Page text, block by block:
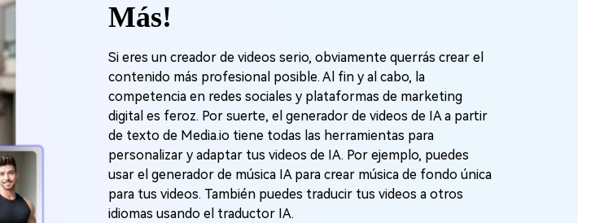
Más!
Si eres un creador de videos serio, obviamente querrás crear el
contenido más profesional posible. Al fin y al cabo, la
competencia en redes sociales y plataformas de marketing
digital es feroz. Por suerte, el generador de videos de IA a partir
de texto de Media.io tiene todas las herramientas para
personalizar y adaptar tus videos de IA. Por ejemplo, puedes
usar el generador de música IA para crear música de fondo única
para tus videos. También puedes traducir tus videos a otros
idiomas usando el traductor IA.